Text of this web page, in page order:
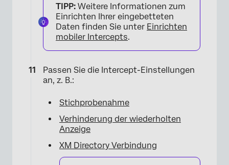
TIPP: Weitere Informationen zum
Einrichten Ihrer eingebetteten
Daten finden Sie unter Einrichten
mobiler Intercepts.
Passen Sie die Intercept-Einstellungen
an, z. B.:
Stichprobenahme
Verhinderung der wiederholten
Anzeige
XM Directory Verbindung